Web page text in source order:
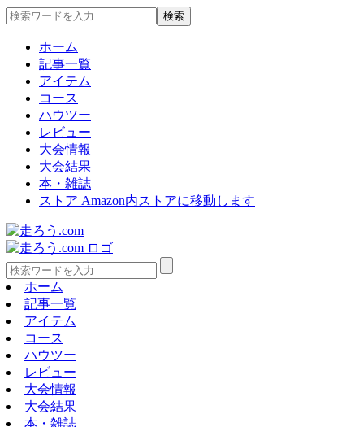
ホーム
記事一覧
アイテム
コース
ハウツー
レビュー
大会情報
大会結果
本・雑誌
ストア Amazon内ストアに移動します
ホーム
記事一覧
アイテム
コース
ハウツー
レビュー
大会情報
大会結果
本・雑誌